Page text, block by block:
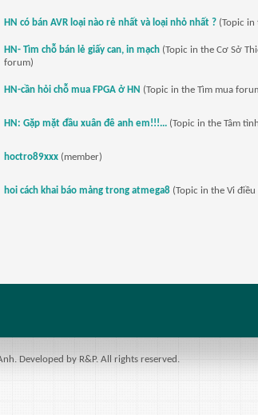
HN có bán AVR loại nào rẻ nhất và loại nhỏ nhất ? (Topic in
HN- Tìm chỗ bán lẻ giấy can, in mạch (Topic in the Cơ Sở
forum)
HN-cần hỏi chỗ mua FPGA ở HN (Topic in the Tìm mua
HN: Gặp mặt đầu xuân đê anh em!!!... (Topic in the Tâm
hoctro89xxx (member)
hoi cách khai báo mảng trong atmega8 (Topic in the Vi điều
Developed by R&P. All rights reserved.